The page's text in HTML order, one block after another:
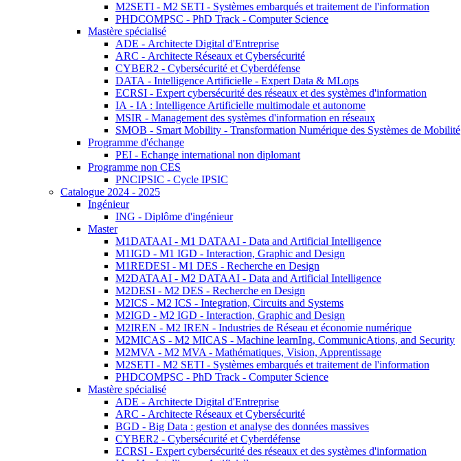
M2SETI - M2 SETI - Systèmes embarqués et traitement de l'information
PHDCOMPSC - PhD Track - Computer Science
Mastère spécialisé
ADE - Architecte Digital d'Entreprise
ARC - Architecte Réseaux et Cybersécurité
CYBER2 - Cybersécurité et Cyberdéfense
DATA - Intelligence Artificielle - Expert Data & MLops
ECRSI - Expert cybersécurité des réseaux et des systèmes d'information
IA - IA : Intelligence Artificielle multimodale et autonome
MSIR - Management des systèmes d'information en réseaux
SMOB - Smart Mobility - Transformation Numérique des Systèmes de Mobilité
Programme d'échange
PEI - Echange international non diplomant
Programme non CES
PNCIPSIC - Cycle IPSIC
Catalogue 2024 - 2025
Ingénieur
ING - Diplôme d'ingénieur
Master
M1DATAAI - M1 DATAAI - Data and Artificial Intelligence
M1IGD - M1 IGD - Interaction, Graphic and Design
M1REDESI - M1 DES - Recherche en Design
M2DATAAI - M2 DATAAI - Data and Artificial Intelligence
M2DESI - M2 DES - Recherche en Design
M2ICS - M2 ICS - Integration, Circuits and Systems
M2IGD - M2 IGD - Interaction, Graphic and Design
M2IREN - M2 IREN - Industries de Réseau et économie numérique
M2MICAS - M2 MICAS - Machine learnIng, CommunicAtions, and Security
M2MVA - M2 MVA - Mathématiques, Vision, Apprentissage
M2SETI - M2 SETI - Systèmes embarqués et traitement de l'information
PHDCOMPSC - PhD Track - Computer Science
Mastère spécialisé
ADE - Architecte Digital d'Entreprise
ARC - Architecte Réseaux et Cybersécurité
BGD - Big Data : gestion et analyse des données massives
CYBER2 - Cybersécurité et Cyberdéfense
ECRSI - Expert cybersécurité des réseaux et des systèmes d'information